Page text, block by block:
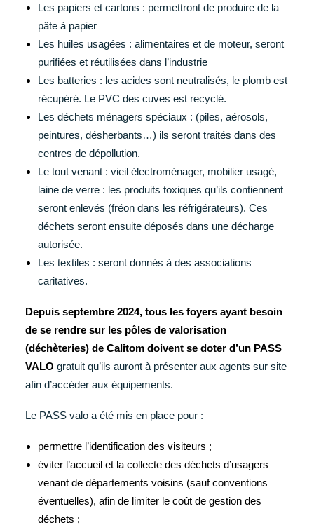
Les papiers et cartons : permettront de produire de la
pâte à papier
Les huiles usagées : alimentaires et de moteur, seront
purifiées et réutilisées dans l’industrie
Les batteries : les acides sont neutralisés, le plomb est
récupéré. Le PVC des cuves est recyclé.
Les déchets ménagers spéciaux : (piles, aérosols,
peintures, désherbants…) ils seront traités dans des
centres de dépollution.
Le tout venant : vieil électroménager, mobilier usagé,
laine de verre : les produits toxiques qu’ils contiennent
seront enlevés (fréon dans les réfrigérateurs). Ces
déchets seront ensuite déposés dans une décharge
autorisée.
Les textiles : seront donnés à des associations
caritatives.
Depuis septembre 2024, tous les foyers ayant besoin
de se rendre sur les pôles de valorisation
(déchèteries) de Calitom doivent se doter d’un PASS
VALO gratuit qu’ils auront à présenter aux agents sur site
afin d’accéder aux équipements.
Le PASS valo a été mis en place pour :
permettre l’identification des visiteurs ;
éviter l’accueil et la collecte des déchets d’usagers
venant de départements voisins (sauf conventions
éventuelles), afin de limiter le coût de gestion des
déchets ;